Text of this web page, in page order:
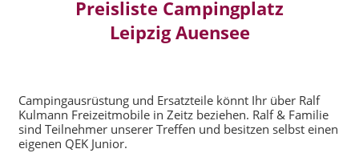
Preisliste Campingplatz
Leipzig Auensee
Campingausrüstung und Ersatzteile könnt Ihr über Ralf
Kulmann Freizeitmobile in Zeitz beziehen. Ralf & Familie
sind Teilnehmer unserer Treffen und besitzen selbst einen
eigenen QEK Junior.